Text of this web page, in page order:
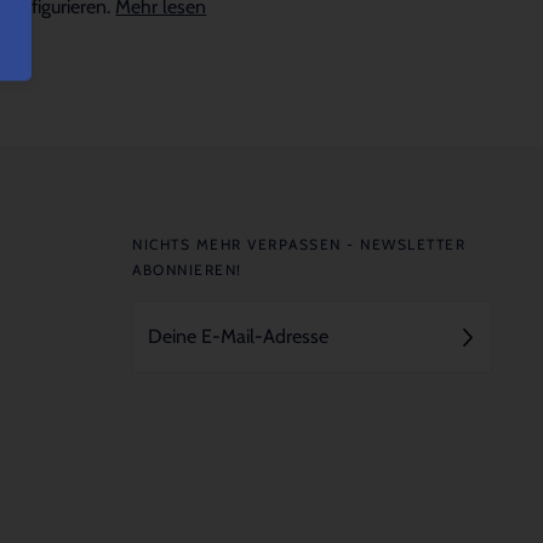
konfigurieren. Mehr lesen
NICHTS MEHR VERPASSEN - NEWSLETTER
ABONNIEREN!